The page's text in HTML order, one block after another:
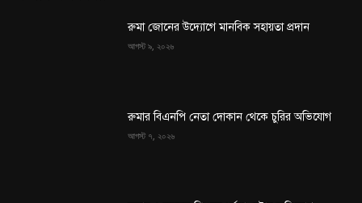
রুমা জোনের উদ্যোগে মানবিক সহায়তা প্রদান
আগস্ট ৯, ২০২৬
রুমার বিএনপি নেতা দোকান থেকে চুরির অভিযোগ
আগস্ট ৭, ২০২৬